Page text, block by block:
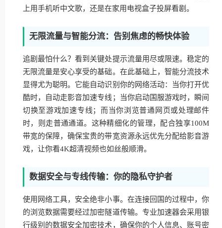
上用手机听中文歌，还是在家用电视盒子投屏看剧。
无限流量与智能分流：告别焦虑的畅快体验
追剧最怕什么？看到关键处提示流量用尽或限速。稳定的
无限流量是安心享受的基础。在此基础上，智能分流技术
显得尤为聪明。它能自动识别你的网络活动：当你打开优
酷时，自动走影音加速专线；当你启动国服游戏时，瞬间
切换至游戏加速专线；而当你浏览普通网页或处理邮件
时，则走普通通道。这种精细化的管理，配合独享100M
带宽的保障，确保宝贵的带宽资源永远优先分配给影音游
戏，让你看4K超清视频也如丝般顺滑。
数据安全与专线传输：你的隐私守护者
使用网络工具，安全绝非小事。在连接回国的过程中，你
的浏览数据需要经过加密隧道传输。专业加速器会采用银
行级别的数据安全加密技术，确保你的个人信息、账号密